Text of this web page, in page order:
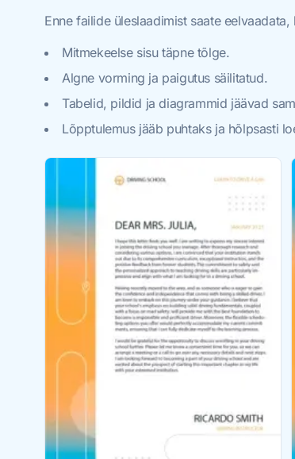
Enne failide üleslaadimist saate
Mitmekeelse sisu täpne tõlge.
Algne vorming ja paigutus säilitatud.
Tabelid, pildid ja diagrammid jäävad
Lõpptulemus jääb puhtaks ja hõlpsasti